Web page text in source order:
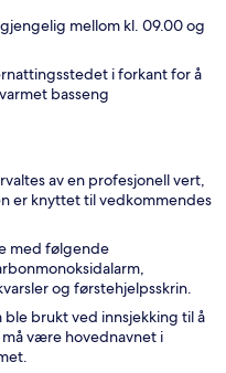
mellom kl. 09.00 og
i forkant for å
basseng
av en profesjonell vert,
er knyttet til vedkommendes
med følgende
og førstehjelpsskrin.
brukt ved innsjekking til å
være hovednavnet i